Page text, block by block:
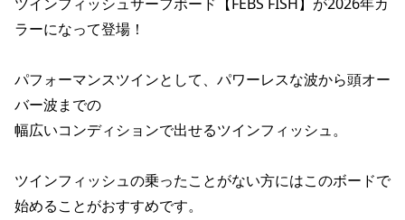
ムラサキスポーツ 公式アプリ
ポイント・クーポンもこのアプリで！
ラーになって登場！
パフォーマンスツインとして、パワーレスな波から頭オー
バー波までの
幅広いコンディションで出せるツインフィッシュ。
ツインフィッシュの乗ったことがない方にはこのボードで
始めることがおすすめです。